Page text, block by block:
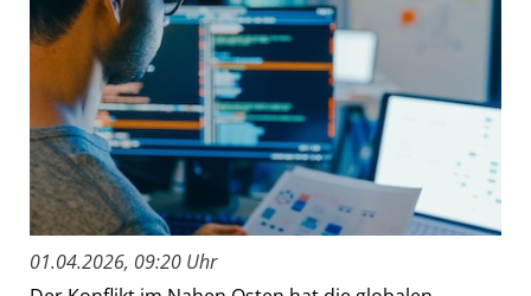
01.04.2026, 09:20 Uhr